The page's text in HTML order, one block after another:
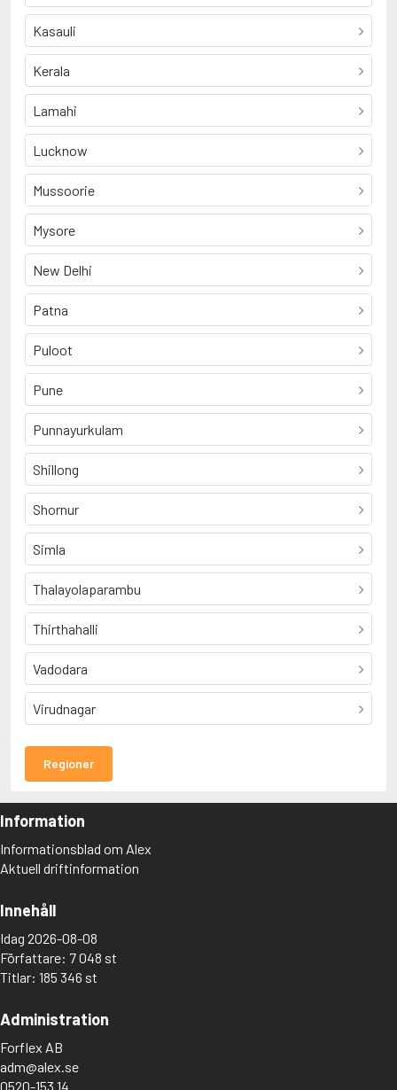
Kasauli
Kerala
Lamahi
Lucknow
Mussoorie
Mysore
New Delhi
Patna
Puloot
Pune
Punnayurkulam
Shillong
Shornur
Simla
Thalayolaparambu
Thirthahalli
Vadodara
Virudnagar
Regioner
Information
Informationsblad om Alex
Aktuell driftinformation
Innehåll
Idag 2026-08-08
Författare: 7 048 st
Titlar: 185 346 st
Administration
Forflex AB
adm@alex.se
0520-153 14